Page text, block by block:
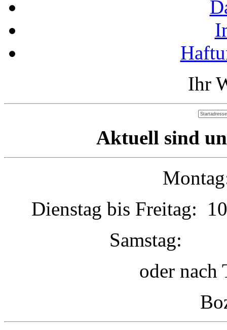
Ihr
Aktuell sind
Dienstag bis Freitag:
Samstag:
oder nach